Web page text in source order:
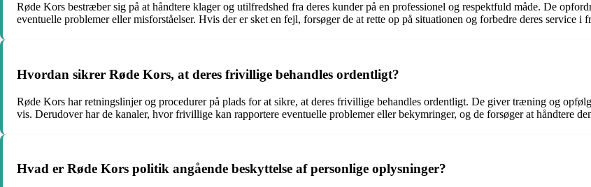
Røde Kors bestræber sig på at håndtere klager og utilfredshed fra deres kunder på en professionel og respektfuld måde. De
eventuelle problemer eller misforståelser. Hvis der er sket en fejl, forsøger de at rette op på situationen og forbedre deres service i
Hvordan sikrer Røde Kors, at deres frivillige behandles ordentligt?
Røde Kors har retningslinjer og procedurer på plads for at sikre, at deres frivillige behandles ordentligt. De giver træning og
vis. Derudover har de kanaler, hvor frivillige kan rapportere eventuelle problemer eller bekymringer, og de forsøger at håndtere
Hvad er Røde Kors politik angående beskyttelse af personlige oplysninger?